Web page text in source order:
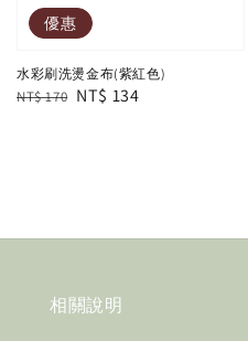
優惠
水彩刷洗燙金布(紫紅色)
Regular
NT$ 170 Sale
NT$ 134
相關說明